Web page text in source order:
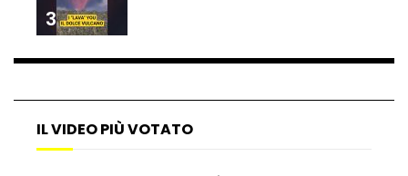
Auto fuori controllo in Guatemala,
rompighiaccio a Mosca
3
IL VIDEO PIÙ VOTATO